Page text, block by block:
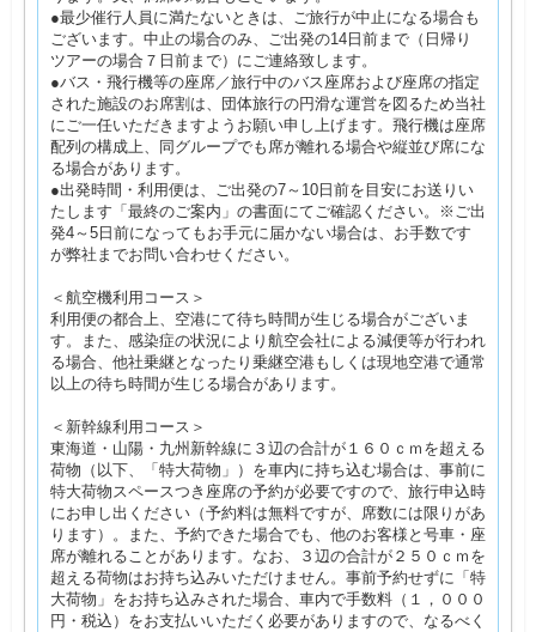
●最少催行人員に満たないときは、ご旅行が中止になる場合も
ございます。中止の場合のみ、ご出発の14日前まで（日帰り
ツアーの場合７日前まで）にご連絡致します。
●バス・飛行機等の座席／旅行中のバス座席および座席の指定
された施設のお席割は、団体旅行の円滑な運営を図るため当社
にご一任いただきますようお願い申し上げます。飛行機は座席
配列の構成上、同グループでも席が離れる場合や縦並び席にな
る場合があります。
●出発時間・利用便は、ご出発の7～10日前を目安にお送りい
たします「最終のご案内」の書面にてご確認ください。※ご出
発4～5日前になってもお手元に届かない場合は、お手数です
が弊社までお問い合わせください。
＜航空機利用コース＞
利用便の都合上、空港にて待ち時間が生じる場合がございま
す。また、感染症の状況により航空会社による減便等が行われ
る場合、他社乗継となったり乗継空港もしくは現地空港で通常
以上の待ち時間が生じる場合があります。
＜新幹線利用コース＞
東海道・山陽・九州新幹線に３辺の合計が１６０ｃｍを超える
荷物（以下、「特大荷物」）を車内に持ち込む場合は、事前に
特大荷物スペースつき座席の予約が必要ですので、旅行申込時
にお申し出ください（予約料は無料ですが、席数には限りがあ
ります）。また、予約できた場合でも、他のお客様と号車・座
席が離れることがあります。なお、３辺の合計が２５０ｃｍを
超える荷物はお持ち込みいただけません。事前予約せずに「特
大荷物」をお持ち込みされた場合、車内で手数料（１，０００
円・税込）をお支払いいただく必要がありますので、なるべく